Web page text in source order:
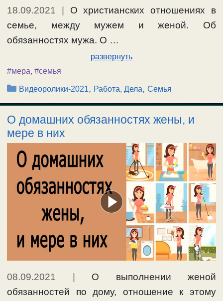
18.09.2021
О христианских отношениях в
семье, между мужем и женой. Об
обязанностях мужа. О …
развернуть
#мера, #семья
Рубрики
Видеоролики-2021, Работа, Дела,Семья
О домашних обязанностях жены, и
мере в них
08.09.2021
О выполнении женой
обязанностей по дому, отношение к этому